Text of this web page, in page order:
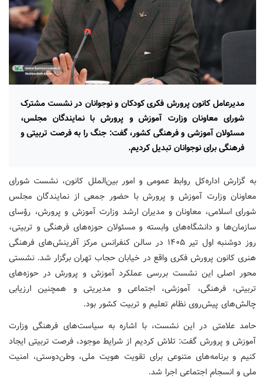
مدیرعامل کانون پرورش فکری کودکان و نوجوانان در نشست مشترک
شورای معاونان وزارت آموزش و پرورش با نمایندگان مجلس،
مسئولان آموزشی و فرهنگی کشور، گفت: جنگ را به فرصت تربیتی و
فرهنگی برای نوجوانان تبدیل کردیم.
به گزارش اداره‌کل روابط ‌عمومی و امور بین‌الملل کانون، نشست شورای
معاونان وزارت آموزش و پرورش با حضور جمعی از نمایندگان مجلس
شورای اسلامی، معاونان و مدیران ارشد وزارت آموزش و پرورش، رؤسای
سازمان‌ها و دانشگاه‌های وابسته و مسئولان حوزه‌های فرهنگی و تربیتی،
روز دوشنبه اول تیر ۱۴۰۵ در سالن کنفرانس مرکز آفرینش‌های فرهنگی
هنری کانون پرورش فکری واقع در خیابان حجاب تهران برگزار شد. نشستی
محور اصلی این نشست بررسی عملکرد آموزش و پرورش در حوزه‌های
تربیتی، فرهنگی، آموزشی، اجتماعی و مدیریتی و همچنین ارزیابی
چالش‌های پیش‌روی نظام تعلیم و تربیت کشور بود.
حامد علامتی در این نشست، با اشاره به سیاست‌های فرهنگی وزارت
آموزش و پرورش گفت: تلاش کردیم از شرایط موجود، فرصت تربیتی ایجاد
کنیم و برنامه‌های متنوعی برای تقویت هویت ملی، وطن‌دوستی، امنیت
ملی و انسجام اجتماعی اجرا شد.